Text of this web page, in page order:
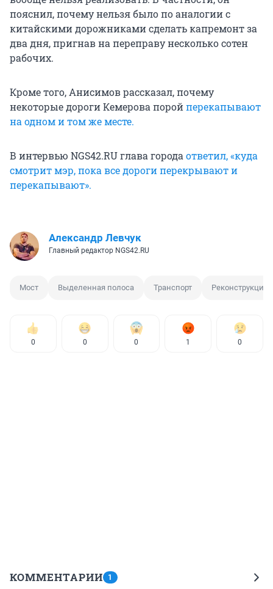
пояснил, почему нельзя было по аналогии с
китайскими дорожниками сделать капремонт за
два дня, пригнав на переправу несколько сотен
рабочих.
Кроме того, Анисимов рассказал, почему
некоторые дороги Кемерова поройперекапывают
на одном и том же месте.
В интервью NGS42.RU глава городаответил, «куда
смотрит мэр, пока все дороги перекрывают и
перекапывают».
Александр Левчук
Главный редактор NGS42.RU
Мост Выделенная полоса Транспорт Реконструкция
0 0 0 1 0
КОММЕНТАРИИ 1